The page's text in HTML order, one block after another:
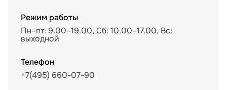
Режим работы
Пн–пт: 9.00–19.00, Сб: 10.00–17.00, Вс:
выходной
Телефон
+7(495) 660-07-90